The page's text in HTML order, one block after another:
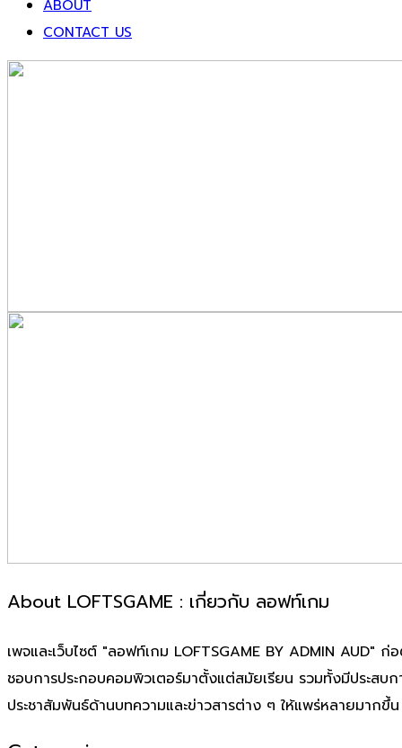
ABOUT
CONTACT US
About LOFTSGAME : เกี่ยวกับ ลอฟท์เกม
เพจและเว็บไซต์ "ลอฟท์เกม LOFTSGAME BY ADMIN
ชอบการประกอบคอมพิวเตอร์มาตั้งแต่สมัยเรียน รวมทั้งมีประสบ
ประชาสัมพันธ์ด้านบทความและข่าวสารต่าง ๆ ให้แพร่หลายมากขึ้น